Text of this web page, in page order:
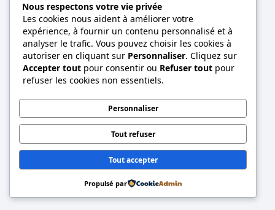
Nous respectons votre vie privée
Les cookies nous aident à améliorer votre
expérience, à fournir un contenu personnalisé et à
analyser le trafic. Vous pouvez choisir les cookies à
autoriser en cliquant sur Personnaliser. Cliquez sur
Accepter tout pour consentir ou Refuser tout pour
refuser les cookies non essentiels.
Personnaliser
Tout refuser
Tout accepter
Propulsé par